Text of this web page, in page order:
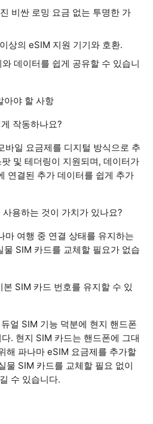
비싼 로밍 요금 없는 투명한 가
상의 eSIM 지원 기기와 호환.
데이터를 쉽게 공유할 수 있습니
아야 할 사항
작동하나요?
바일 요금제를 디지털 방식으로 추
및 테더링이 지원되며, 데이터가
연결된 추가 데이터를 쉽게 추가
용하는 것이 가치가 있나요?
마 여행 중 연결 상태를 유지하는
물 SIM 카드를 교체할 필요가 없습
SIM 카드 번호를 유지할 수 있
얼 SIM 기능 덕분에 현지 핸드폰
. 현지 SIM 카드는 핸드폰에 그대
해 파나마 eSIM 요금제를 추가할
물 SIM 카드를 교체할 필요 없이
수 있습니다.